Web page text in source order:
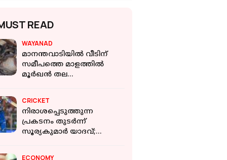
READ
WAYANAD
മാനന്തവാടിയില്‍ വീടിന്
സമീപത്തെ മാളത്തിൽ
മൂര്‍ഖന്‍ തല
CRICKET
നിരാശപ്പെടുത്തുന്ന
പ്രകടനം തുടർന്ന്
സൂര്യകുമാർ യാദവ്;
ECONOMY